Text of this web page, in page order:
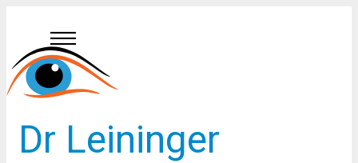
Dr Leininger